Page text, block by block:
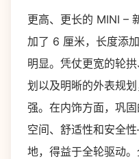
更高、更长的 MINI –
加了 6 厘米，长度添
明显。凭仗更宽的轮
划以及明晰的外表规
强。在内饰方面，巩
空间、舒适性和安全
地，得益于全轮驱动